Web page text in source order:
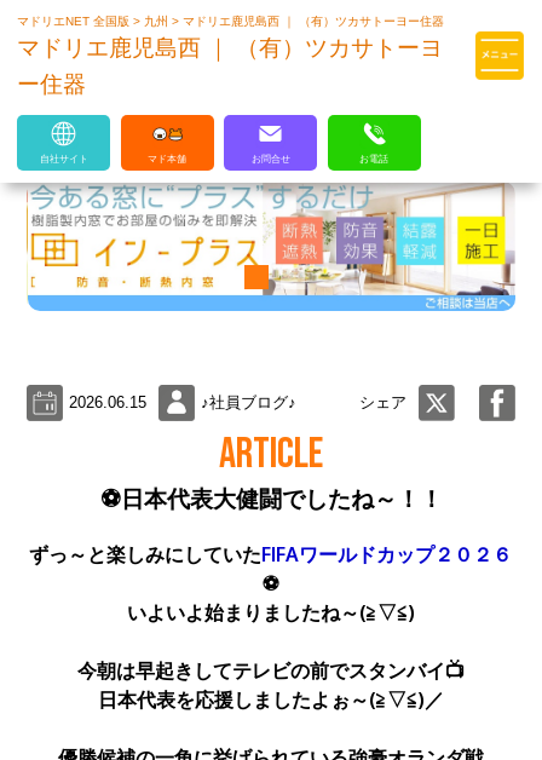
マドリエはLIXILの厳しい基準を
クリアした住まいのプロ集団です
マドリエNET 全国版> 九州>マドリエ鹿児島西 ｜ （有）ツカサトーヨー住器
マドリエ鹿児島西 ｜ （有）ツカサトーヨ
ー住器
自社サイト マド本舗 お問合せ お電話
2026.06.15 ♪社員ブログ♪ シェア
ARTICLE
⚽日本代表大健闘でしたね～！！